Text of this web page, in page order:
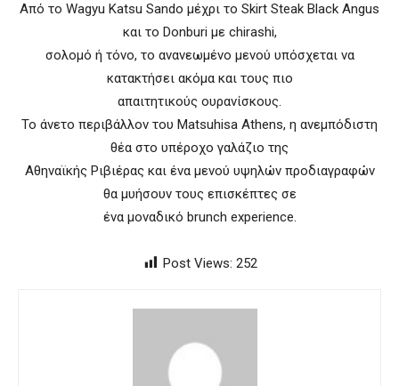
Από το Wagyu Katsu Sando μέχρι το Skirt Steak Black Angus
και το Donburi με chirashi,
σολομό ή τόνο, το ανανεωμένο μενού υπόσχεται να
κατακτήσει ακόμα και τους πιο
απαιτητικούς ουρανίσκους.
Το άνετο περιβάλλον του Matsuhisa Athens, η ανεμπόδιστη
θέα στο υπέροχο γαλάζιο της
Αθηναϊκής Ριβιέρας και ένα μενού υψηλών προδιαγραφών
θα μυήσουν τους επισκέπτες σε
ένα μοναδικό brunch experience.
Post Views: 252